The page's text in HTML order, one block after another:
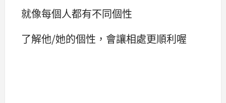
就像每個人都有不同個性
了解他/她的個性，會讓相處更順利喔